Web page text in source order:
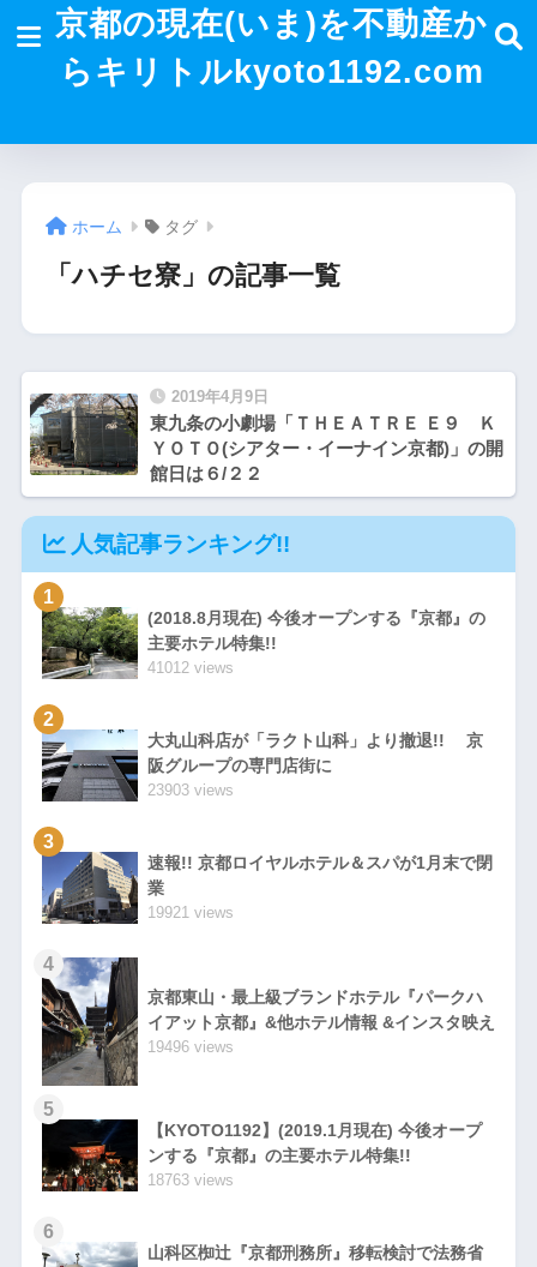
京都の現在(いま)を不動産か
らキリトルkyoto1192.com
ホーム タグ
「ハチセ寮」の記事一覧
2019年4月9日
東九条の小劇場「ＴＨＥＡＴＲＥ Ｅ９ Ｋ
ＹＯＴＯ(シアター・イーナイン京都)」の開
館日は６/２２
人気記事ランキング!!
1
(2018.8月現在) 今後オープンする『京都』の
主要ホテル特集!!
41012 views
2
大丸山科店が「ラクト山科」より撤退!! 京
阪グループの専門店街に
23903 views
3
速報!! 京都ロイヤルホテル＆スパが1月末で閉
業
19921 views
4
京都東山・最上級ブランドホテル『パークハ
イアット京都』&他ホテル情報 &インスタ映え
19496 views
5
【KYOTO1192】(2019.1月現在) 今後オープ
ンする『京都』の主要ホテル特集!!
18763 views
6
山科区椥辻『京都刑務所』移転検討で法務省